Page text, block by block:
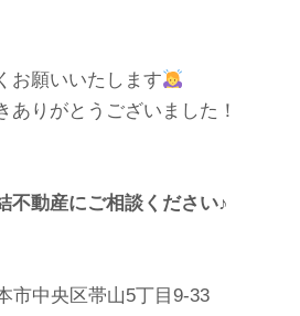
お願いいたします
ありがとうございました！
不動産にご相談ください♪
中央区帯山5丁目9-33